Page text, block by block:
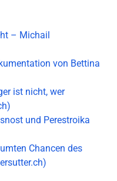
– Michail
von Bettina
ist nicht, wer
und Perestroika
Chancen des